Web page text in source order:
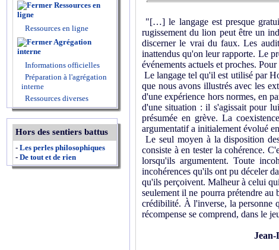
Ressources en
ligne
Ressources en ligne
Agrégation
interne
Informations officielles
Préparation à l'agrégation
interne
Ressources diverses
Hors des sentiers battus
- Les perles philosophiques
- De tout et de rien
"[…] le langage est presque
rugissement du lion peut être un
discerner le vrai du faux. Les
inattendus qu'on leur rapporte. Le
événements actuels et proches.
Le langage tel qu'il est utilisé par
que nous avons illustrés avec les
d'une expérience hors normes, en
d'une situation : il s'agissait pour
présumée en grève. La
argumentatif a initialement évolué
Le seul moyen à la disposition
consiste à en tester la cohérence.
lorsqu'ils argumentent. Toute
incohérences qu'ils ont pu déceler
qu'ils perçoivent. Malheur à celui
seulement il ne pourra prétendre
crédibilité. À l'inverse, la personne
récompense se comprend, dans le
Jean-